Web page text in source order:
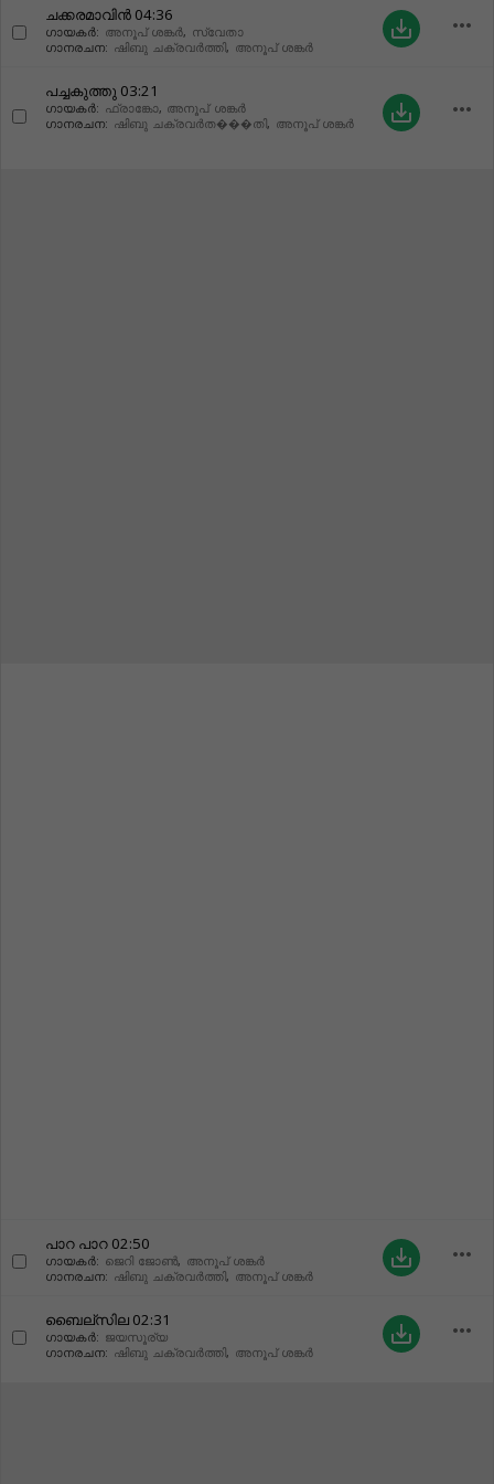
ചക്കരമാവിൻ 04:36
ഗായകർ: അനൂപ് ശങ്കർ, സ്വേതാ
ഗാനരചന: ഷിബു ചക്രവർത്തി, അനൂപ് ശങ്കർ
save_alt more_horiz
പച്ചകുത്തു 03:21
ഗായകർ: ഫ്രാങ്കോ, അനൂപ് ശങ്കർ
ഗാനരചന: ഷിബു ചക്രവർത���തി, അനൂപ് ശങ്കർ save_alt more_horiz
പാറ പാറ 02:50
ഗായകർ: ജെറി ജോൺ, അനൂപ് ശങ്കർ
ഗാനരചന: ഷിബു ചക്രവർത്തി, അനൂപ് ശങ്കർ
save_alt more_horiz
ബൈല്സില 02:31
ഗായകർ: ജയസൂര്യ
ഗാനരചന: ഷിബു ചക്രവർത്തി, അനൂപ് ശങ്കർ
save_alt more_horiz